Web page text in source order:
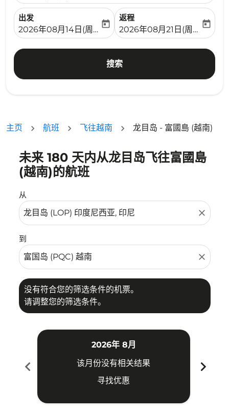
出发
fc-booking-departure-date-aria-label
2026年08月14日(周五)
today
返程
fc-booking-return-date-
2026年08月21日(周五)
today
搜索
主页 航班 飞往越南 龙目岛 - 富國島 (越南)
未来 180 天内从龙目岛飞往富國島
(越南)的航班
从
close
到
close
没有符合您的筛选条件的机票。
请调整您的筛选条件。
没有符合您的筛选条件的机票。请调整您的筛选条件。
chevron_left
2026年 8月
该月份没有相关结果
寻找优惠
chevron_right